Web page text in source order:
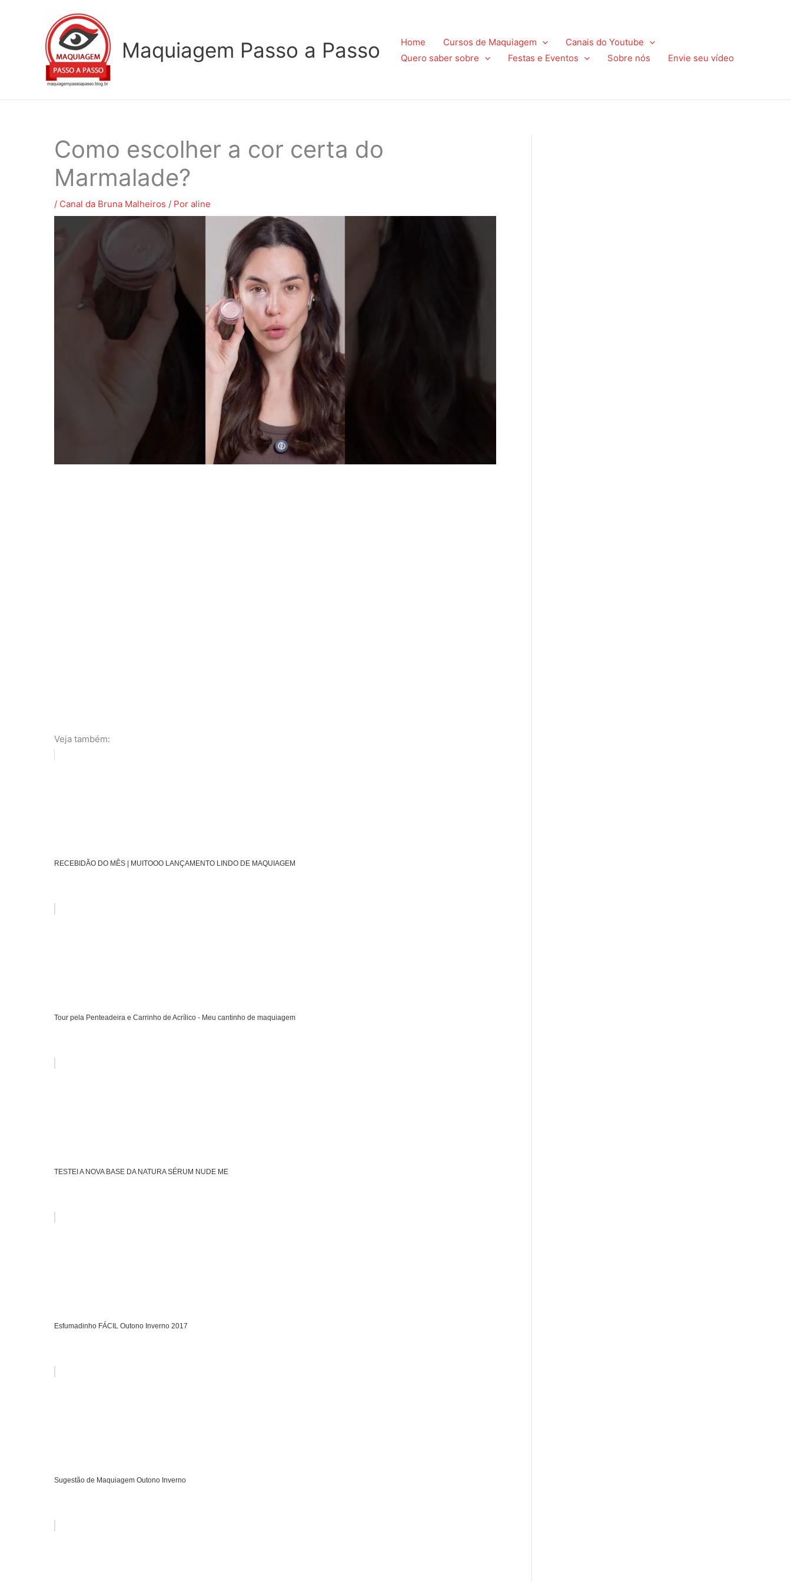
Maquiagem Passo a Passo Home Cursos de Maquiagem
Canais do Youtube
Quero saber sobre
Festas e Eventos Sobre nós Envie seu vídeo
Como escolher a cor certa do
Marmalade?
/ Canal da Bruna Malheiros / Por aline
Veja também:
RECEBIDÃO DO MÊS | MUITOOO LANÇAMENTO LINDO DE MAQUIAGEM
Tour pela Penteadeira e Carrinho de Acrílico - Meu cantinho de maquiagem
TESTEI A NOVA BASE DA NATURA SÉRUM NUDE ME
Esfumadinho FÁCIL Outono Inverno 2017
Sugestão de Maquiagem Outono Inverno